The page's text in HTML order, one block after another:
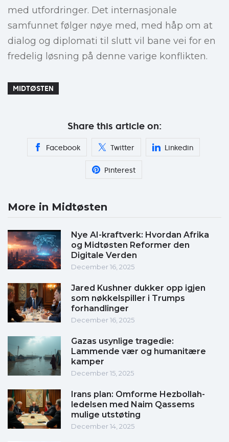
med utfordringer. Det internasjonale
samfunnet følger nøye med, med håp om at
dialog og diplomati til slutt vil bane vei for en
fredelig løsning på denne varige konflikten.
MIDTØSTEN
Share this article on:
Facebook Twitter Linkedin
Pinterest
More in Midtøsten
Nye AI-kraftverk: Hvordan Afrika
og Midtøsten Reformer den
Digitale Verden
December 16, 2025
Jared Kushner dukker opp igjen
som nøkkelspiller i Trumps
forhandlinger
December 16, 2025
Gazas usynlige tragedie:
Lammende vær og humanitære
kamper
December 15, 2025
Irans plan: Omforme Hezbollah-
ledelsen med Naim Qassems
mulige utstøting
December 14, 2025